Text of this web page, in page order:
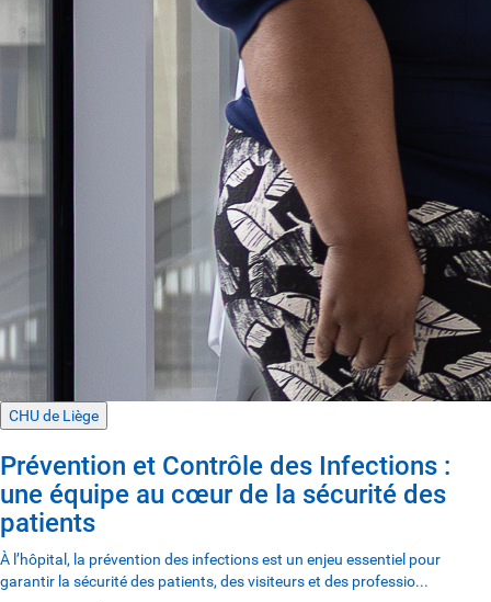
CHU de Liège
Prévention et Contrôle des Infections :
une équipe au cœur de la sécurité des
patients
À l’hôpital, la prévention des infections est un enjeu essentiel pour
garantir la sécurité des patients, des visiteurs et des professio...